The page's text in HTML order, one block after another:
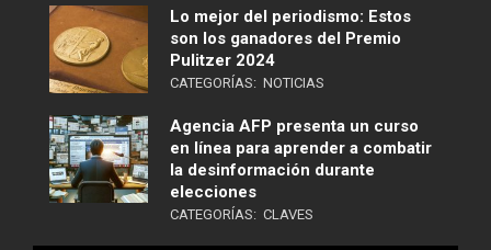
Lo mejor del periodismo: Estos
son los ganadores del Premio
Pulitzer 2024
CATEGORÍAS: NOTICIAS
Agencia AFP presenta un curso
en línea para aprender a combatir
la desinformación durante
elecciones
CATEGORÍAS: CLAVES